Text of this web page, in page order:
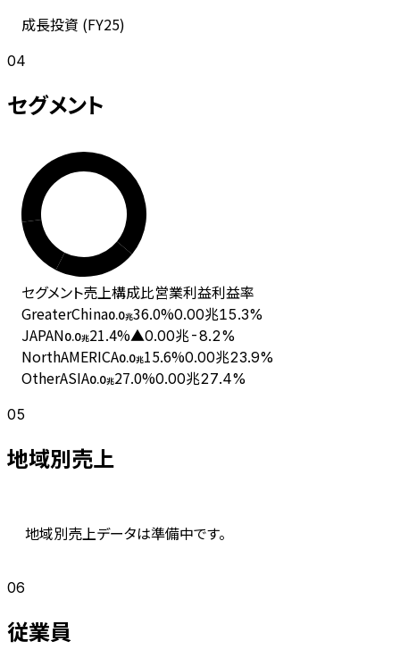
成長投資 (FY25)
04
セグメント
セグメント売上構成比営業利益利益率
GreaterChina0.0兆36.0%0.00兆15.3%
JAPAN0.0兆21.4%▲0.00兆-8.2%
NorthAMERICA0.0兆15.6%0.00兆23.9%
OtherASIA0.0兆27.0%0.00兆27.4%
05
地域別売上
地域別売上データは準備中です。
06
従業員